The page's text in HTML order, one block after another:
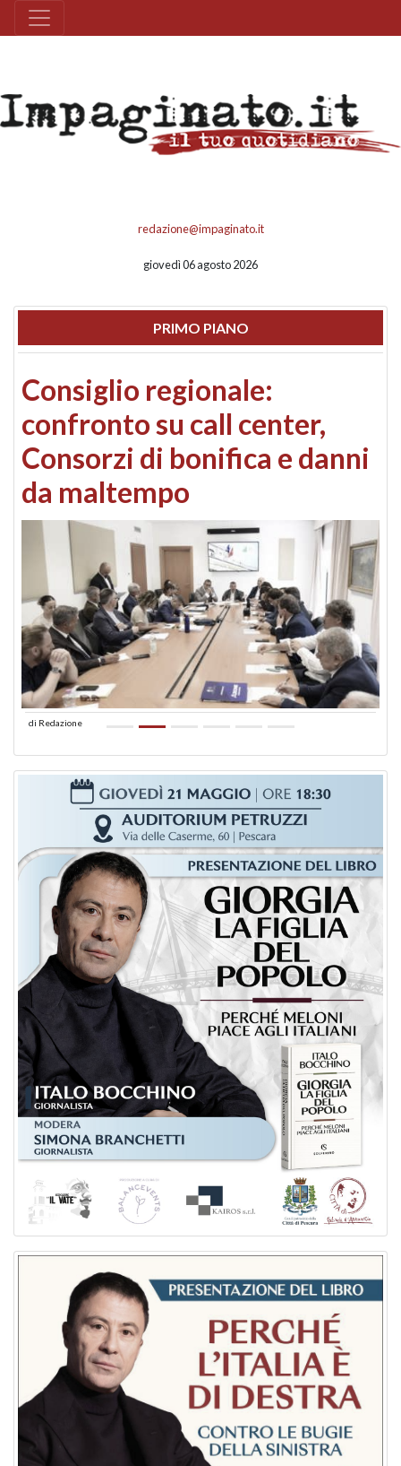
redazione@impaginato.it
giovedì 06 agosto 2026
PRIMO PIANO
Consiglio regionale:
confronto su call center,
Consorzi di bonifica e danni
da maltempo
di Redazione